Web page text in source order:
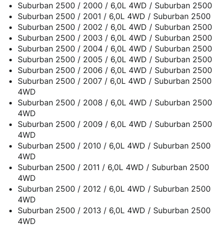
Suburban 2500 / 2000 / 6,0L 4WD / Suburban 2500
Suburban 2500 / 2001 / 6,0L 4WD / Suburban 2500
Suburban 2500 / 2002 / 6,0L 4WD / Suburban 2500
Suburban 2500 / 2003 / 6,0L 4WD / Suburban 2500
Suburban 2500 / 2004 / 6,0L 4WD / Suburban 2500
Suburban 2500 / 2005 / 6,0L 4WD / Suburban 2500
Suburban 2500 / 2006 / 6,0L 4WD / Suburban 2500
Suburban 2500 / 2007 / 6,0L 4WD / Suburban 2500
4WD
Suburban 2500 / 2008 / 6,0L 4WD / Suburban 2500
4WD
Suburban 2500 / 2009 / 6,0L 4WD / Suburban 2500
4WD
Suburban 2500 / 2010 / 6,0L 4WD / Suburban 2500
4WD
Suburban 2500 / 2011 / 6,0L 4WD / Suburban 2500
4WD
Suburban 2500 / 2012 / 6,0L 4WD / Suburban 2500
4WD
Suburban 2500 / 2013 / 6,0L 4WD / Suburban 2500
4WD